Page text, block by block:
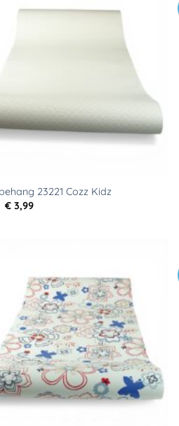
Toevoegen
23221 Cozz Kidz
Oorspronkelijke
prijs
€ 3,99Huidige
Toevoegen
aan
verlanglijst